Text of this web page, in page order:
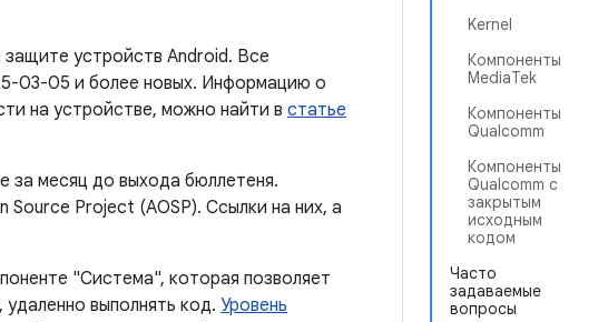
Kernel
Компоненты
MediaTek
Компоненты
Qualcomm
Компоненты
Qualcomm с
закрытым
исходным
кодом
Часто
задаваемые
вопросы
устройств Android. Все
03-05 и более новых. Информацию о
на устройстве, можно найти в статье
за месяц до выхода бюллетеня.
Source Project (AOSP). Ссылки на них, а
"Система", которая позволяет
выполнять код. Уровень